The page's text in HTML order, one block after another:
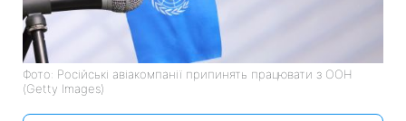
Фото: Російські авіакомпанії припинять працювати з ООН
(Getty Images)